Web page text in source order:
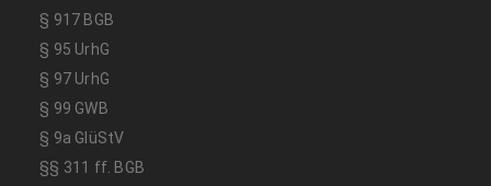
§ 917 BGB
§ 95 UrhG
§ 97 UrhG
§ 99 GWB
§ 9a GlüStV
§§ 311 ff. BGB